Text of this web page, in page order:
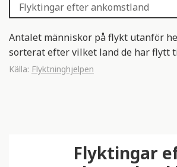
Antalet människor på flykt utanför
sorterat efter vilket land de har flytt
Källa: Flyktninghjelpen
Flyktingar